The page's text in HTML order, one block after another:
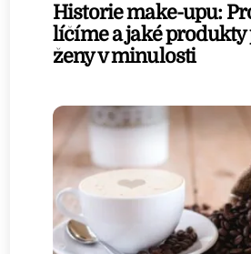
Historie make-upu:
líčíme a jaké
ženy v minulosti